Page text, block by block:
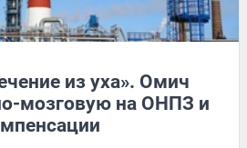
из уха». Омич
мозговую на ОНПЗ и